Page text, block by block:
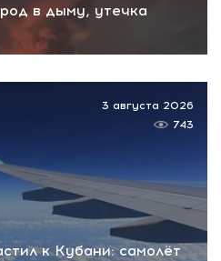
в дыму, утечка
к Кубани: самолёт
3 августа 2026
743